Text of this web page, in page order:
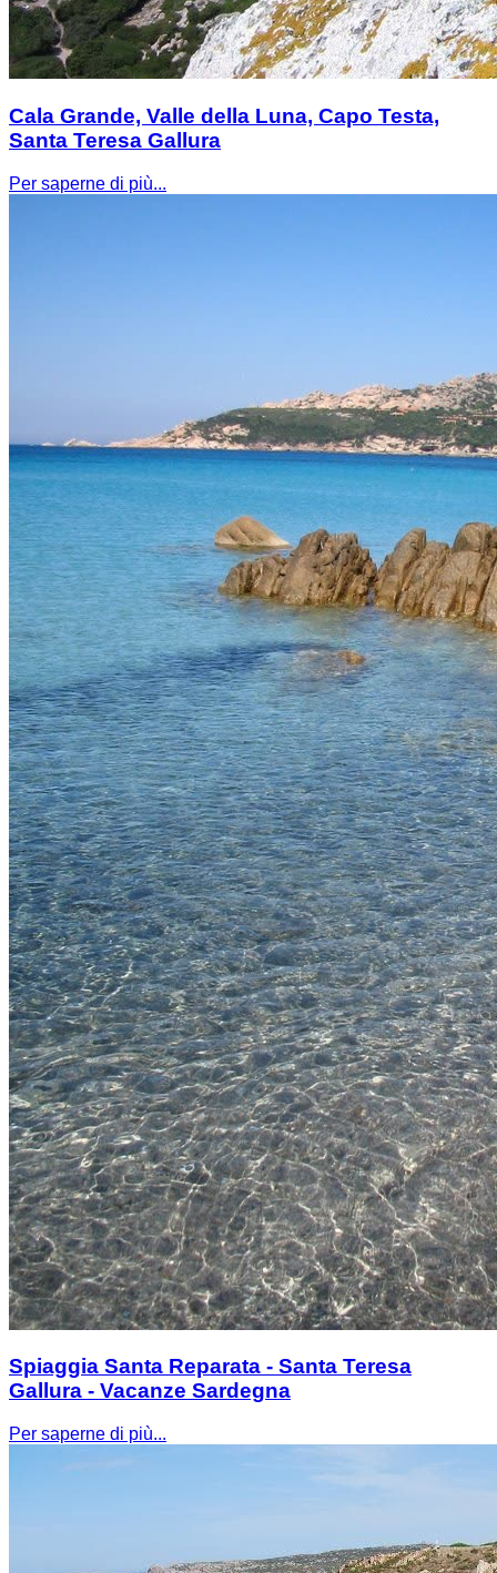
Cala Grande, Valle della Luna, Capo Testa,
Santa Teresa Gallura
Per saperne di più...
Spiaggia Santa Reparata - Santa Teresa
Gallura - Vacanze Sardegna
Per saperne di più...